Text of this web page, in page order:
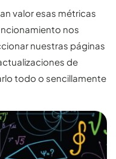
valor esas métricas
nos
nuestras páginas
de
todo o sencillamente